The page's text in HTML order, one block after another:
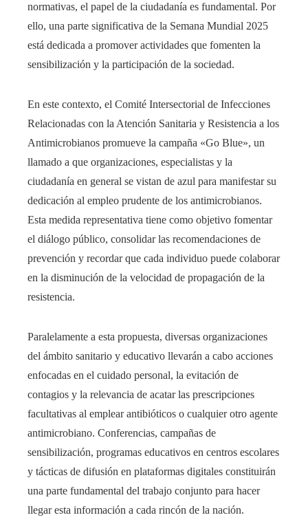
normativas, el papel de la ciudadanía es fundamental. Por
ello, una parte significativa de la Semana Mundial 2025
está dedicada a promover actividades que fomenten la
sensibilización y la participación de la sociedad.
En este contexto, el Comité Intersectorial de Infecciones
Relacionadas con la Atención Sanitaria y Resistencia a los
Antimicrobianos promueve la campaña «Go Blue», un
llamado a que organizaciones, especialistas y la
ciudadanía en general se vistan de azul para manifestar su
dedicación al empleo prudente de los antimicrobianos.
Esta medida representativa tiene como objetivo fomentar
el diálogo público, consolidar las recomendaciones de
prevención y recordar que cada individuo puede colaborar
en la disminución de la velocidad de propagación de la
resistencia.
Paralelamente a esta propuesta, diversas organizaciones
del ámbito sanitario y educativo llevarán a cabo acciones
enfocadas en el cuidado personal, la evitación de
contagios y la relevancia de acatar las prescripciones
facultativas al emplear antibióticos o cualquier otro agente
antimicrobiano. Conferencias, campañas de
sensibilización, programas educativos en centros escolares
y tácticas de difusión en plataformas digitales constituirán
una parte fundamental del trabajo conjunto para hacer
llegar esta información a cada rincón de la nación.